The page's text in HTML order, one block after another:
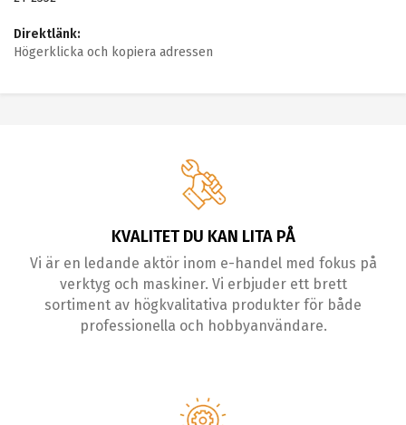
Direktlänk:
Högerklicka och kopiera adressen
KVALITET DU KAN LITA PÅ
Vi är en ledande aktör inom e-handel med fokus på
verktyg och maskiner. Vi erbjuder ett brett
sortiment av högkvalitativa produkter för både
professionella och hobbyanvändare.